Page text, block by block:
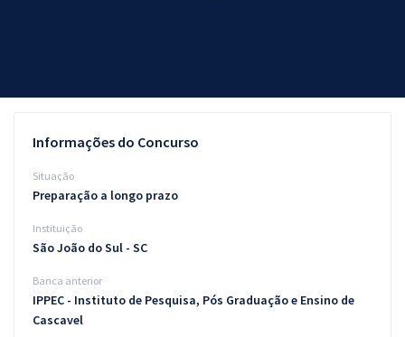
Questões grátis
Blog
Aprovados
Informações do Concurso
Situação
Preparação a longo prazo
Instituição
São João do Sul - SC
Banca anterior
IPPEC - Instituto de Pesquisa, Pós Graduação e Ensino de
Cascavel